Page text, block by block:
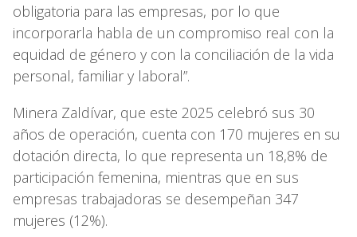
obligatoria para las empresas, por lo que
incorporarla habla de un compromiso real con la
equidad de género y con la conciliación de la vida
personal, familiar y laboral”.
Minera Zaldívar, que este 2025 celebró sus 30
años de operación, cuenta con 170 mujeres en su
dotación directa, lo que representa un 18,8% de
participación femenina, mientras que en sus
empresas trabajadoras se desempeñan 347
mujeres (12%).